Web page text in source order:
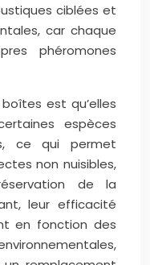
ciblées et
car chaque
phéromones
est qu’elles
espèces
ce qui permet
non nuisibles,
de la
leur efficacité
en fonction des